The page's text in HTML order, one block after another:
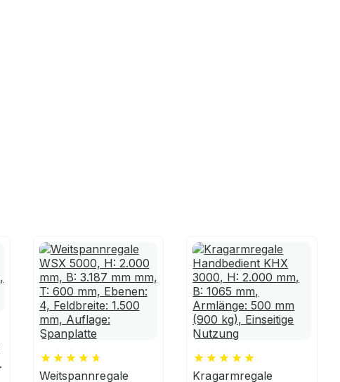
Weitspannregale
Kragarmregale